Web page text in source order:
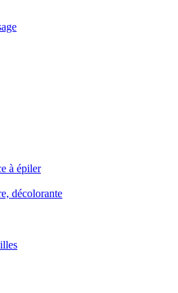
à épiler
décolorante